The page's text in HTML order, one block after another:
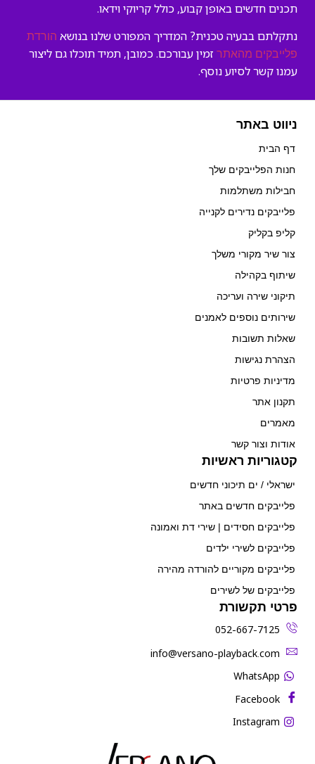
תכנים חדשים באופן קבוע, כולל קריוקי וידאו.
נתקלתם בבעיה טכנית? המדריך המפורט שלנו בנושא הורדת
פלייבקים מהאתר זמין עבורכם. כמובן, תמיד תוכלו גם ליצור
עמנו קשר לסיוע נוסף.
ניווט באתר
דף הבית
חנות הפלייבקים שלך
חבילות משתלמות
פלייבקים נדירים לקנייה
קליפ בקליק
צור שיר מקורי משלך
שיתוף בקהילה
תיקוני שירה ועריכה
שירותים נוספים לאמנים
שאלות תשובות
הצהרת נגישות
מדיניות פרטיות
תקנון אתר
מאמרים
אודות וצור קשר
קטגוריות ראשיות
ישראלי / ים תיכוני חדשים
פלייבקים חדשים באתר
פלייבקים חסידים | שירי דת ואמונה
פלייבקים לשירי ילדים
פלייבקים מקוריים להורדה מהירה
פלייבקים של לשירים
פרטי תקשורת
052-667-7125
‫info@versano-playback.com‬
WhatsApp
Facebook
Instagram